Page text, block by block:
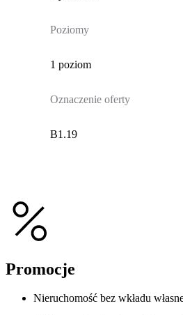
Poziomy
1 poziom
Oznaczenie oferty
B1.19
Promocje
Nieruchomość bez wkładu